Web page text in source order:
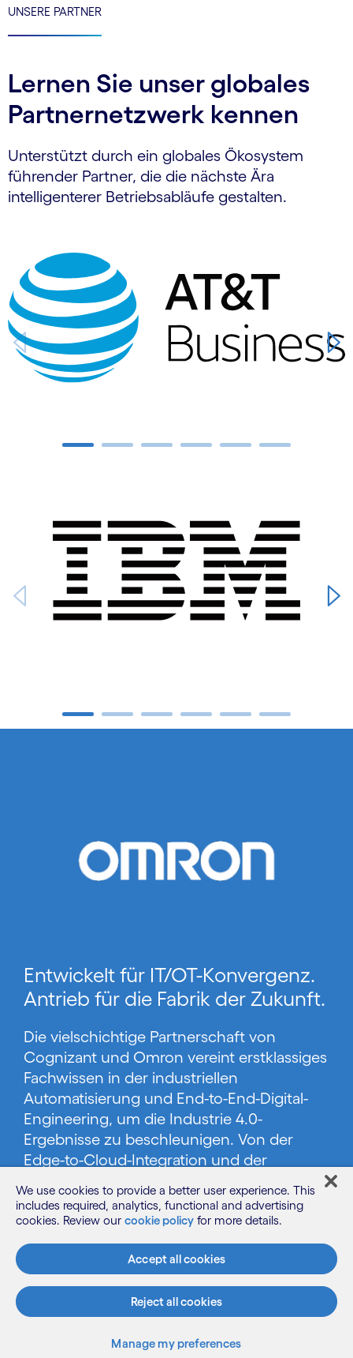
UNSERE PARTNER
Lernen Sie unser globales
Partnernetzwerk kennen
Unterstützt durch ein globales Ökosystem
führender Partner, die die nächste Ära
intelligenterer Betriebsabläufe gestalten.
Carousel starts
Entwickelt für IT/OT-Konvergenz.
Antrieb für die Fabrik der Zukunft.
Die vielschichtige Partnerschaft von
Cognizant und Omron vereint erstklassiges
Fachwissen in der industriellen
Automatisierung und End-to-End-Digital-
Engineering, um die Industrie 4.0-
Ergebnisse zu beschleunigen. Von der
Edge-to-Cloud-Integration und der
Reduzierung des CO2-Fußabdrucks bis hin
zu vorausschauender Wartung und
intelligentem Materialhandling sind wir
einzigartig positioniert, um gemeinsam mit
Kund:innen die Fabrik der Zukunft mit
schnellerer Bereitstellung, bewährten
Playbooks und globalen Engineering-
skalierbare Innovationen.
We use cookies to provide a better user experience. This
includes required, analytics, functional and advertising
cookies. Review our cookie policy for more details.
Accept all cookies
Reject all cookies
Manage my preferences